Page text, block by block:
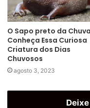
O Sapo preto da
Conheça Essa Curiosa
Criatura dos Dias
Chuvosos
agosto 3, 2023